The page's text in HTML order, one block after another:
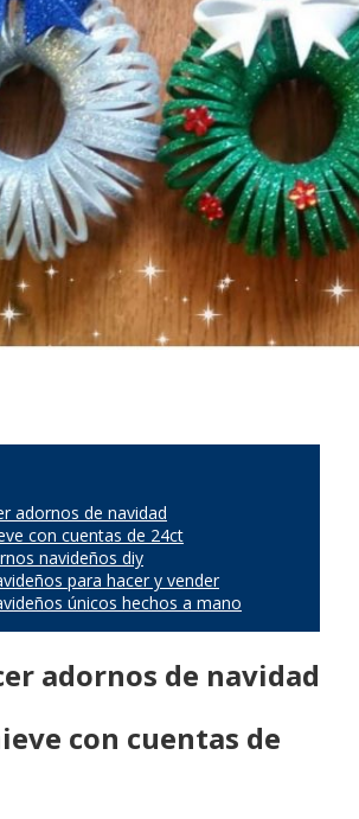
adornos de navidad
con cuentas de 24ct
navideños diy
para hacer y vender
únicos hechos a mano
adornos de navidad
con cuentas de